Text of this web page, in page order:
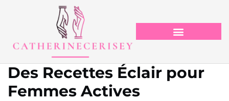
Des Recettes Éclair pour
Femmes Actives